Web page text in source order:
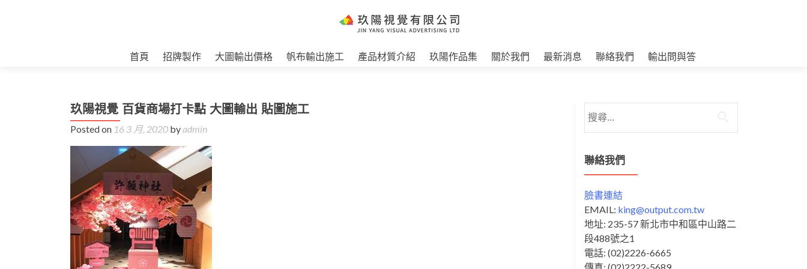
首頁 招牌製作 大圖輸出價格 帆布輸出施工 產品材質介紹 玖陽作品集 關於我們 最新消息 聯絡我們 輸出問與答
玖陽視覺 百貨商場打卡點 大圖輸出 貼圖施工
Posted on 16 3 月, 2020 byadmin
尋
鍵
字:
聯絡我們
臉書連結
EMAIL: king@output.com.tw
地址: 235-57 新北市中和區中山路二
段488號之1
電話: (02)2226-6665